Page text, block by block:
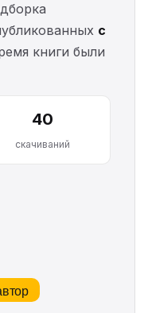
с
книги были
40
скачиваний